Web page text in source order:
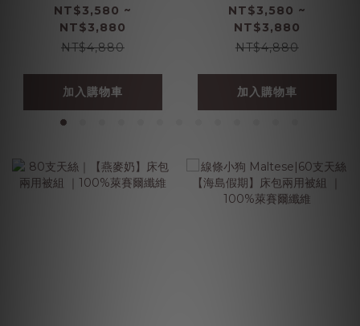
被組 ｜100%萊賽爾
纖維
NT$3,580 ~
NT$3,880
NT$4,880
加入購物車
被組 ｜100%萊賽爾
纖維
NT$3,580 ~
NT$3,880
NT$4,880
加入購物車